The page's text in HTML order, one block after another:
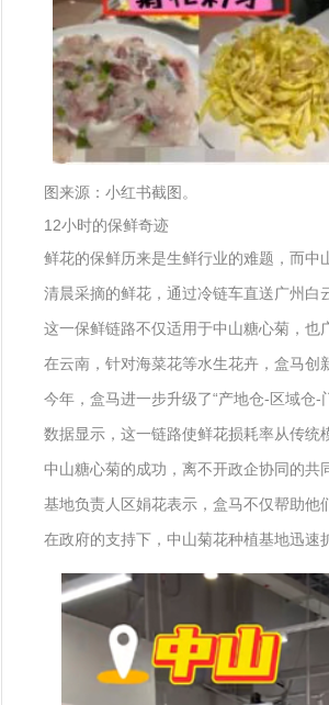
图来源：小红书截图。
12小时的保鲜奇迹
鲜花的保鲜历来是生鲜行业的难题，而中
清晨采摘的鲜花，通过冷链车直送广州白
这一保鲜链路不仅适用于中山糖心菊，
在云南，针对海菜花等水生花卉，盒马
今年，盒马进一步升级了“产地仓-区域仓
数据显示，这一链路使鲜花损耗率从传
中山糖心菊的成功，离不开政企协同的共
基地负责人区娟花表示，盒马不仅帮助他
在政府的支持下，中山菊花种植基地迅